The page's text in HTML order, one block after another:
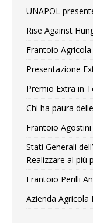
UNAPOL
Rise Against
Frantoio Agricola
Presentazione
Premio Extra in
Chi ha paura
Frantoio Agostini
Stati Generali
Realizzare al più
Frantoio Perilli
Azienda Agricola